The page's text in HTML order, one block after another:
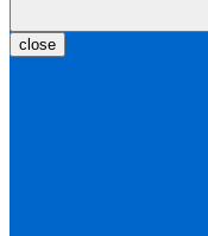
close